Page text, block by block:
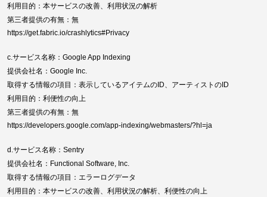
利用目的：本サービスの改善、利用状況の解析
第三者提供の有無：無
https://get.fabric.io/crashlytics#Privacy
c.サービス名称：Google App Indexing
提供会社名：Google Inc.
取得する情報の項目：表示しているアイテムのID、アーティストのID
利用目的：利便性の向上
第三者提供の有無：無
https://developers.google.com/app-indexing/webmasters/?hl=ja
d.サービス名称：Sentry
提供会社名：Functional Software, Inc.
取得する情報の項目：エラーログデータ
利用目的：本サービスの改善、利用状況の解析、利便性の向上